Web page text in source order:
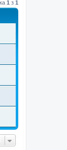
г
о
1 з 1